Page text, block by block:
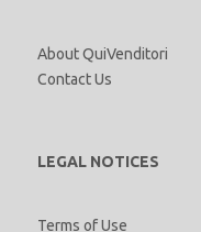
About QuiVenditori
Contact Us
LEGAL NOTICES
Terms of Use